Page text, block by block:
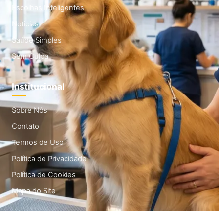
Escolhas Inteligentes
Noticias
Saúde Simples
Sem Culpa
Institucional
Sobre Nós
Contato
Termos de Uso
Política de Privacidade
Política de Cookies
Mapa do Site